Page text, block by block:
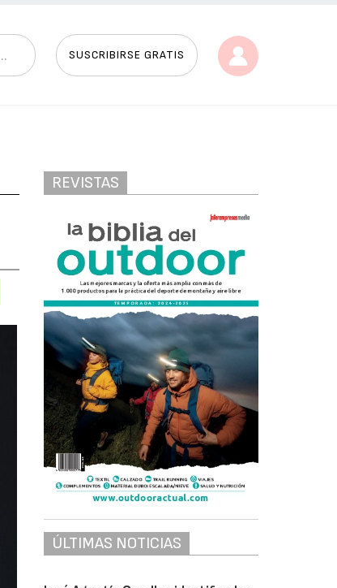
SUSCRIBIRSE GRATIS
REVISTAS
ÚLTIMAS NOTICIAS